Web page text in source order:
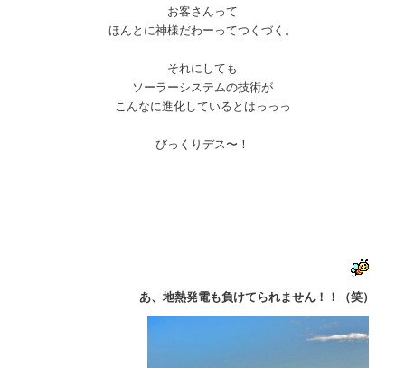
お客さんって
ほんとに神様だわーってつくづく。
それにしても
ソーラーシステムの技術が
こんなに進化しているとはっっっ
びっくりデス〜！
あ、地熱発電も負けてられません！！（笑）